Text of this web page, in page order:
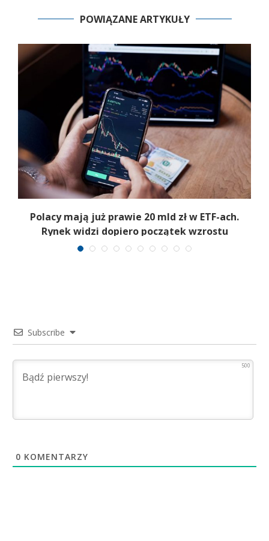
POWIĄZANE ARTYKUŁY
Polacy mają już prawie 20 mld zł w ETF-ach.
Rynek widzi dopiero początek wzrostu
Subscribe
500
0 KOMENTARZY